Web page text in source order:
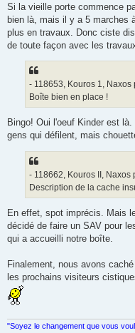
Si la vieille porte commence
bien là, mais il y a 5 marches
plus en travaux. Donc ciste
de toute façon avec les
- 118653, Kouros 1, Naxos
Boîte bien en place !
Bingo! Oui l'oeuf Kinder est
gens qui défilent, mais
- 118662, Kouros II, Naxos
Description de la cache
En effet, spot imprécis. Mais
décidé de faire un SAV pour
qui a accueilli notre boîte.
Finalement, nous avons
les prochains visiteurs
"Soyez le changement que vous